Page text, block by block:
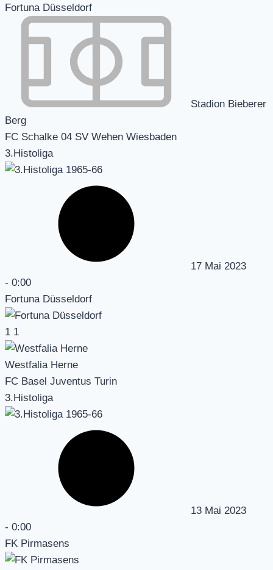
Fortuna Düsseldorf
Stadion Bieberer
Berg
FC Schalke 04 SV Wehen Wiesbaden
3.Histoliga
17 Mai 2023
- 0:00
Fortuna Düsseldorf
1 1
Westfalia Herne
FC Basel Juventus Turin
3.Histoliga
13 Mai 2023
- 0:00
FK Pirmasens